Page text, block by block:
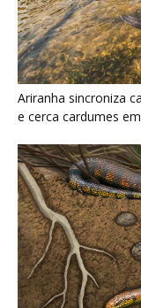
Serpente
evolução dos répteis
Últimas noticias
do
5